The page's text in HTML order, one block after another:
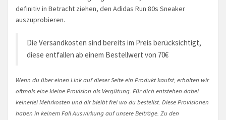
definitiv in Betracht ziehen, den Adidas Run 80s Sneaker
auszuprobieren.
Die Versandkosten sind bereits im Preis berücksichtigt,
diese entfallen ab einem Bestellwert von 70€
Wenn du über einen Link auf dieser Seite ein Produkt kaufst, erhalten wir
oftmals eine kleine Provision als Vergütung. Für dich entstehen dabei
keinerlei Mehrkosten und dir bleibt frei wo du bestellst. Diese Provisionen
haben in keinem Fall Auswirkung auf unsere Beiträge. Zu den